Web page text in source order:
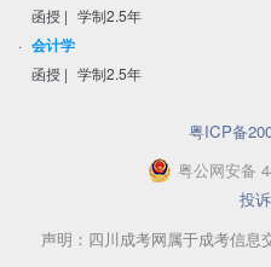
函授 | 学制2.5年
· 会计学
函授 | 学制2.5年
粤ICP备
粤公网安备
投
声明：四川成考网属于成考信息